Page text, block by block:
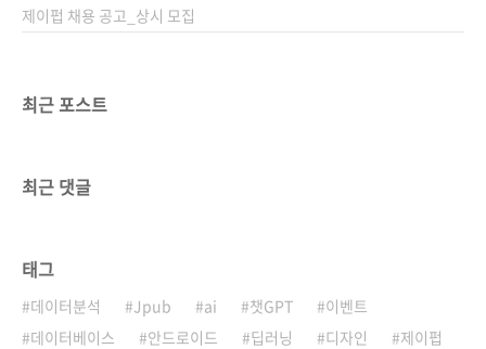
제이펍 채용 공고_상시 모집
최근 포스트
최근 댓글
태그
데이터분석 Jpub ai 챗GPT
이벤트
데이터베이스
안드로이드 딥러닝 디자인 제이펍